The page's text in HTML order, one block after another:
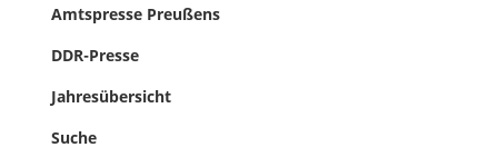
Amtspresse Preußens
DDR-Presse
Jahresübersicht
Suche